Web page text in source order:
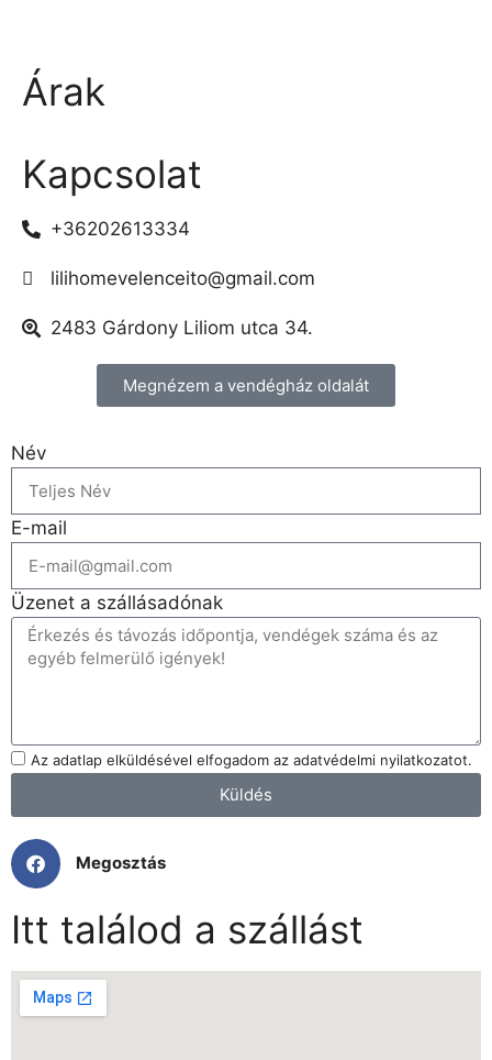
Árak
Kapcsolat
+36202613334
lilihomevelenceito@gmail.com
2483 Gárdony Liliom utca 34.
Megnézem a vendégház oldalát
Név
E-mail
Üzenet a szállásadónak
Az adatlap elküldésével elfogadom az adatvédelmi nyilatkozatot.
Küldés
Megosztás
Itt találod a szállást